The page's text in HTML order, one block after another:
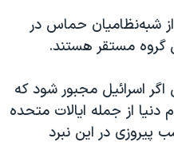
شبه‌نظامیان حماس در
گروه مستقر هستند.
اگر اسرائیل مجبور شود که
دنیا از جمله ایالات متحده
پیروزی در این نبرد